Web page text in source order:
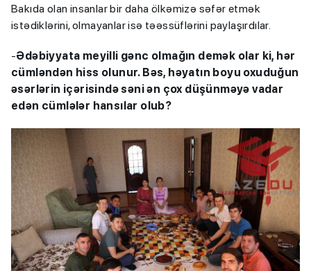
Bakıda olan insanlar bir daha ölkəmizə səfər etmək
istədiklərini, olmayanlar isə təəssüflərini paylaşırdılar.
-Ədəbiyyata meyilli gənc olmağın demək olar ki, hər
cümləndən hiss olunur. Bəs, həyatın boyu oxuduğun
əsərlərin içərisində səni ən çox düşünməyə vadar
edən cümlələr hansılar olub?